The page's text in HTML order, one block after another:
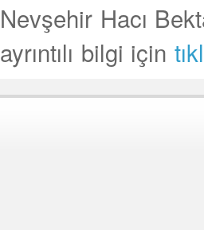
Nevşehir Hacı
ayrıntılı bilgi için